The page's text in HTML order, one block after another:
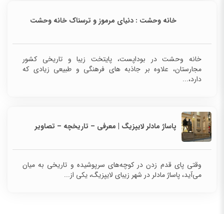
خانه وحشت : دنیای مرموز و ترسناک خانه وحشت
خانه وحشت در بوداپست، پایتخت زیبا و تاریخی کشور
مجارستان، علاوه بر جاذبه های فرهنگی و طبیعی زیادی
پاساژ مادلر لایپزیگ | معرفی – تاریخچه – تصاویر
وقتی پای قدم زدن در کوچه‌های سرپوشیده و تاریخی به میان
می‌آید، پاساژ مادلر در شهر زیبای لایپزیگ، یکی از...